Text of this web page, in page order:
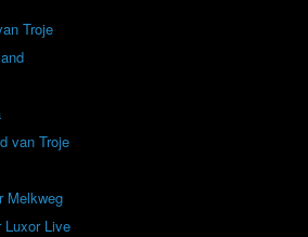
Troje
van Troje
Melkweg
Luxor Live